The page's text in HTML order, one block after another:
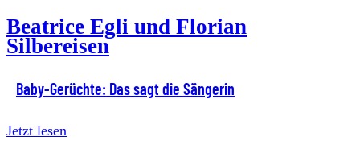
Beatrice Egli und Florian
Silbereisen
Baby-Gerüchte: Das sagt die Sängerin
Jetzt lesen